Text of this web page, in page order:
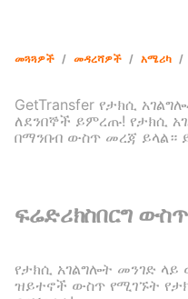
መጓጓዎች / መዳረሻዎች / አሜሪካ /
GetTransfer የታክሲ
ለደንበኞች ይምረጡ! የታክሲ
በማንበብ ውስጥ መረጃ ይላል።
ፍሬድሪክስበርግ
የታክሲ አገልግሎት መንገድ ላይ
ዝይተኖች ውስጥ የሚገኙት